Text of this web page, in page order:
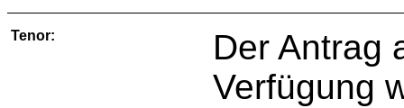
Tenor:
Der Antrag
Verfügung